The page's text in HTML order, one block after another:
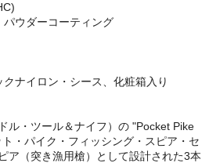
ウダーコーティング
ナイロン・シース、化粧箱入り
ル・ツール＆ナイフ）の "Pocket Pike
・パイク・フィッシング・スピア・セ
ア（突き漁用槍）として設計された3本